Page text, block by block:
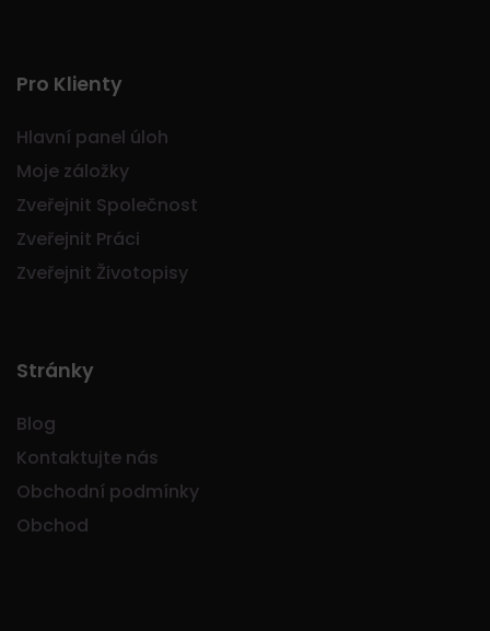
Pro Klienty
Hlavní panel úloh
Moje záložky
Zveřejnit Společnost
Zveřejnit Práci
Zveřejnit Životopisy
Stránky
Blog
Kontaktujte nás
Obchodní podmínky
Obchod